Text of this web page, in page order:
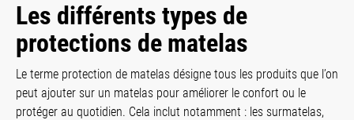
Les différents types de
protections de matelas
Le terme protection de matelas désigne tous les produits que l’on
peut ajouter sur un matelas pour améliorer le confort ou le
protéger au quotidien. Cela inclut notamment : les surmatelas,